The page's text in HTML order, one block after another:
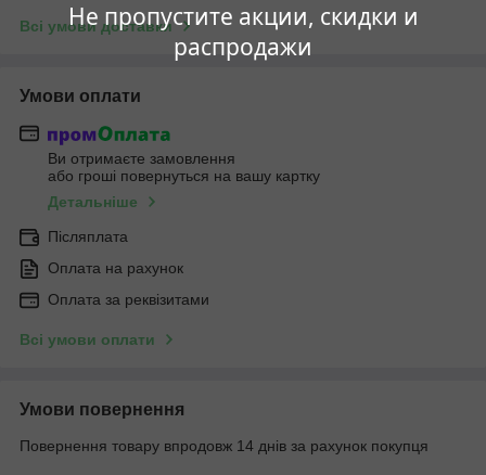
Не пропустите акции, скидки и
распродажи
Всі умови доставки
Умови оплати
Ви отримаєте замовлення
або гроші повернуться на вашу картку
Детальніше
Післяплата
Оплата на рахунок
Оплата за реквізитами
Всі умови оплати
Умови повернення
Повернення товару впродовж 14 днів за рахунок покупця